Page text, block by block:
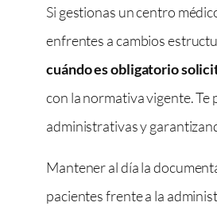
Si gestionas un centro
enfrentes a cambios
cuándo es obligatorio
con la normativa vigente.
administrativas y
Mantener al día la
pacientes frente a la